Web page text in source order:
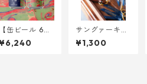
【缶ビール 6
本】 Entry of t
he Wizards int
¥6,240
サングァーキー
ホルダー <本革
>
¥1,300